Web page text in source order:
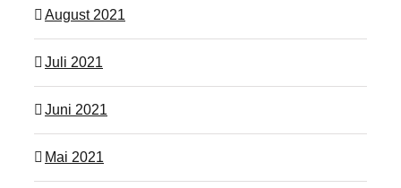
August 2021
Juli 2021
Juni 2021
Mai 2021